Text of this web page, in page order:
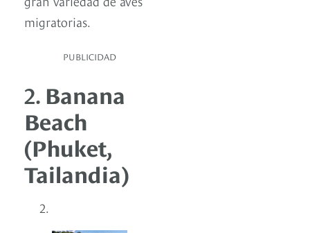
migratorias.
PUBLICIDAD
2. Banana
Beach
(Phuket,
Tailandia)